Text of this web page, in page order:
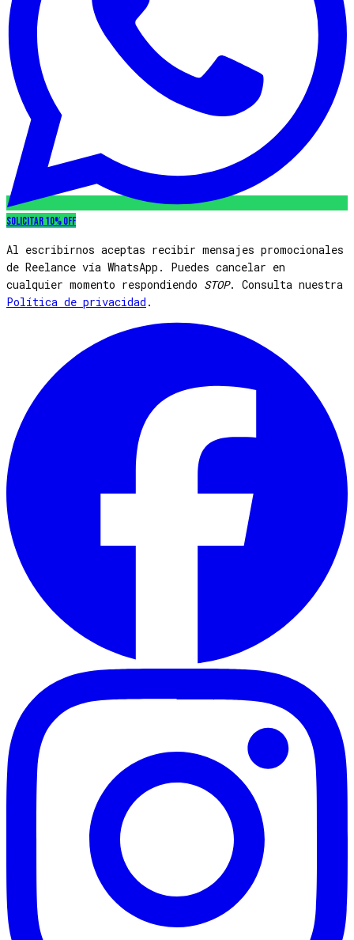
Solicitar 10% OFF
Al escribirnos aceptas recibir mensajes promocionales
de Reelance vía WhatsApp. Puedes cancelar en
cualquier momento respondiendo STOP. Consulta nuestra
Política de privacidad .